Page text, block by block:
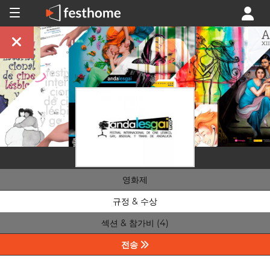
영화제
규정 & 수상
섹션 & 참가비 (4)
전송